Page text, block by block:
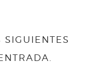
SIGUIENTES